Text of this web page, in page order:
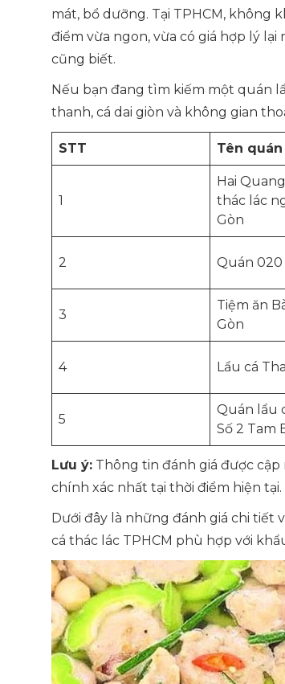
mát, bổ dưỡng. Tại TPHCM, không
điểm vừa ngon, vừa có giá hợp lý
cũng biết.
Nếu bạn đang tìm kiếm một quán
thanh, cá dai giòn và không gian
STT Tên quán
1
Hai
thác lác
Gòn
2 Quán 020
3
Tiệm ăn
Gòn
4 Lẩu cá
5
Quán lẩu
Số 2 Tam
Lưu ý: Thông tin đánh giá được cập
chính xác nhất tại thời điểm hiện tại.
Dưới đây là những đánh giá chi tiết
cá thác lác TPHCM phù hợp với